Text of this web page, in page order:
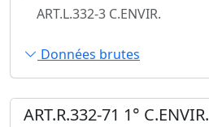
ART.L.332-3 C.ENVIR.
Données brutes
ART.R.332-71 1° C.ENVIR.